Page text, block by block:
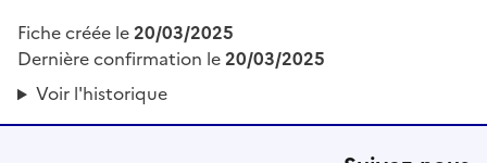
Fiche créée le20/03/2025
Dernière confirmation le20/03/2025
Voir l'historique